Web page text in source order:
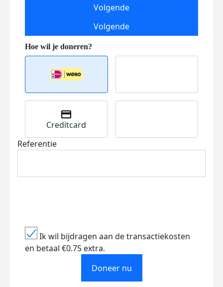
Volgende
Volgende
Creditcard
Referentie
Ik wil bijdragen aan de transactiekosten
en betaal €0.75 extra.
Doneer nu